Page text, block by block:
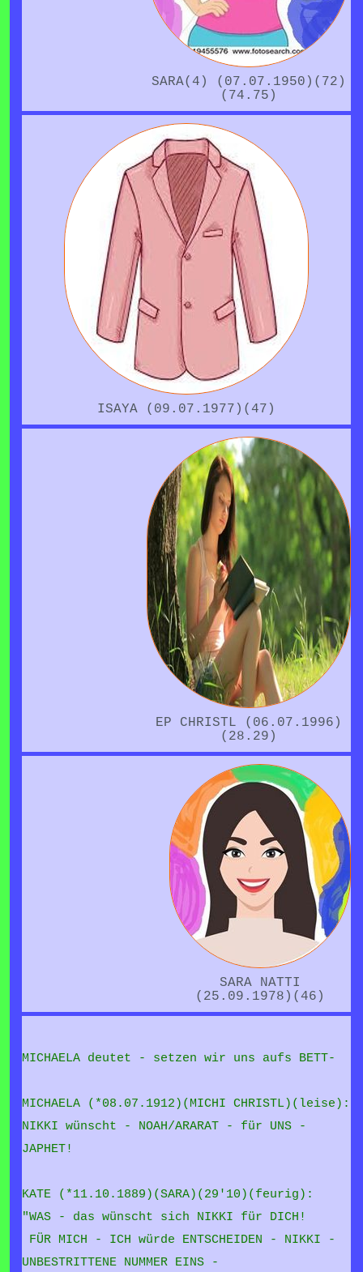
SARA(4) (07.07.1950)(72)
(74.75)
ISAYA (09.07.1977)(47)
EP CHRISTL (06.07.1996)
(28.29)
SARA NATTI
(25.09.1978)(46)
MICHAELA deutet - setzen wir uns aufs BETT-
MICHAELA (*08.07.1912)(MICHI CHRISTL)(leise):
NIKKI wünscht - NOAH/ARARAT - für UNS -
JAPHET!
KATE (*11.10.1889)(SARA)(29'10)(feurig):
"WAS - das wünscht sich NIKKI für DICH!
FÜR MICH - ICH würde ENTSCHEIDEN - NIKKI -
UNBESTRITTENE NUMMER EINS -